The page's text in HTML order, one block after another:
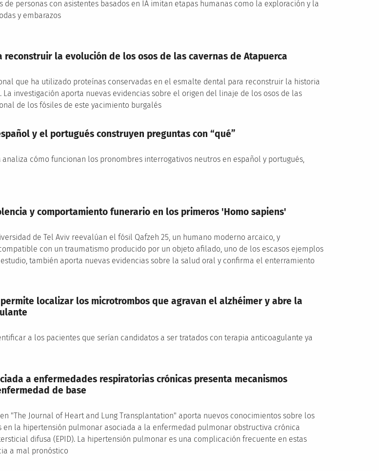
de personas con asistentes basados en IA imitan etapas humanas como la exploración y la
y embarazos
reconstruir la evolución de los osos de las cavernas de Atapuerca
que ha utilizado proteínas conservadas en el esmalte dental para reconstruir la historia
investigación aporta nuevas evidencias sobre el origen del linaje de los osos de las
de los fósiles de este yacimiento burgalés
y el portugués construyen preguntas con “qué”
analiza cómo funcionan los pronombres interrogativos neutros en español y portugués,
y comportamiento funerario en los primeros 'Homo sapiens'
de Tel Aviv reevalúan el fósil Qafzeh 25, un humano moderno arcaico, y
con un traumatismo producido por un objeto afilado, uno de los escasos ejemplos
también aporta nuevas evidencias sobre la salud oral y confirma el enterramiento
localizar los microtrombos que agravan el alzhéimer y abre la
a los pacientes que serían candidatos a ser tratados con terapia anticoagulante ya
a enfermedades respiratorias crónicas presenta mecanismos
de base
"The Journal of Heart and Lung Transplantation" aporta nuevos conocimientos sobre los
la hipertensión pulmonar asociada a la enfermedad pulmonar obstructiva crónica
difusa (EPID). La hipertensión pulmonar es una complicación frecuente en estas
a mal pronóstico